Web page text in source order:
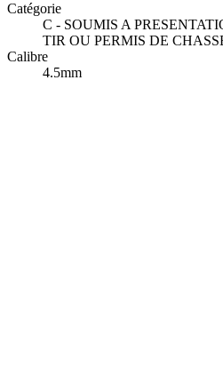
Catégorie
C - SOUMIS A
TIR OU PERMIS DE
Calibre
4.5mm